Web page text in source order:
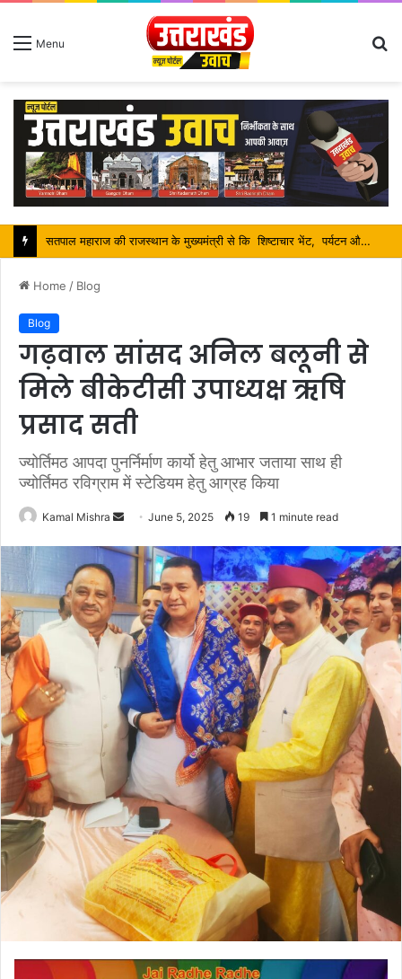
Menu
सतपाल महाराज की राजस्थान के मुख्यमंत्री से कि शिष्टाचार भेंट, पर्यटन और सांस्कृतिक गतिविधियों के विषय में विस्तार पर हुई चर्चा
Home / Blog
Blog
गढ़वाल सांसद अनिल बलूनी से
मिले बीकेटीसी उपाध्यक्ष ऋषि
प्रसाद सती
ज्योर्तिमठ आपदा पुनर्निर्माण कार्यो हेतु आभार जताया साथ ही
ज्योर्तिमठ रविग्राम में स्टेडियम हेतु आग्रह किया
Kamal Mishra
Send
email
June 5, 2025 19 1 minute read